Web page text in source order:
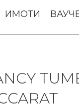
ИМОТИ